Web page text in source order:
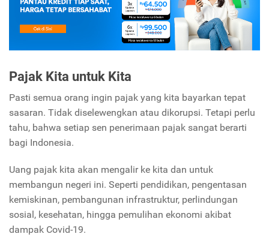
Pajak Kita untuk Kita
Pasti semua orang ingin pajak yang kita bayarkan tepat
sasaran. Tidak diselewengkan atau dikorupsi. Tetapi perlu
tahu, bahwa setiap sen penerimaan pajak sangat berarti
bagi Indonesia.
Uang pajak kita akan mengalir ke kita dan untuk
membangun negeri ini. Seperti pendidikan, pengentasan
kemiskinan, pembangunan infrastruktur, perlindungan
sosial, kesehatan, hingga pemulihan ekonomi akibat
dampak Covid-19.